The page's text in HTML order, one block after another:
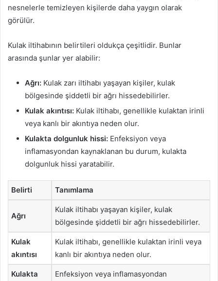
nesnelerle temizleyen kişilerde daha yaygın olarak
görülür.
Kulak iltihabının belirtileri oldukça çeşitlidir. Bunlar
arasında şunlar yer alabilir:
Ağrı: Kulak zarı iltihabı yaşayan kişiler, kulak
bölgesinde şiddetli bir ağrı hissedebilirler.
Kulak akıntısı: Kulak iltihabı, genellikle kulaktan irinli
veya kanlı bir akıntıya neden olur.
Kulakta dolgunluk hissi: Enfeksiyon veya
inflamasyondan kaynaklanan bu durum, kulakta
dolgunluk hissi yaratabilir.
Belirti Tanımlama
Ağrı
Kulak iltihabı yaşayan kişiler, kulak
bölgesinde şiddetli bir ağrı hissedebilirler.
Kulak
akıntısı
Kulak iltihabı, genellikle kulaktan irinli veya
kanlı bir akıntıya neden olur.
Kulakta
Enfeksiyon veya inflamasyondan